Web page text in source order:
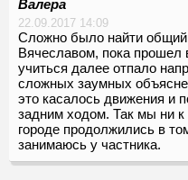
Валера
22.09.2017 14:09
Сложно было найти общий
Вячеславом, пока
учиться далее отпало
сложных заумных
это касалось движения и
задним ходом. Так мы ни
городе продолжились в
занимаюсь у частника.